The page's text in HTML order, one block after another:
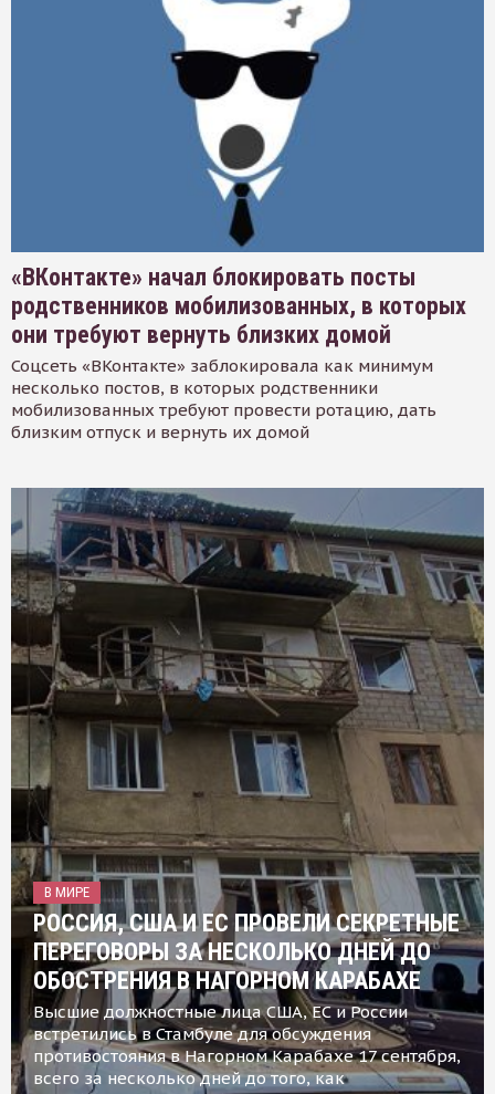
«ВКонтакте» начал блокировать посты
родственников мобилизованных, в которых
они требуют вернуть близких домой
Соцсеть «ВКонтакте» заблокировала как минимум
несколько постов, в которых родственники
мобилизованных требуют провести ротацию, дать
близким отпуск и вернуть их домой
В МИРЕ
РОССИЯ, США И ЕС ПРОВЕЛИ СЕКРЕТНЫЕ
ПЕРЕГОВОРЫ ЗА НЕСКОЛЬКО ДНЕЙ ДО
ОБОСТРЕНИЯ В НАГОРНОМ КАРАБАХЕ
Высшие должностные лица США, ЕС и России
встретились в Стамбуле для обсуждения
противостояния в Нагорном Карабахе 17 сентября,
всего за несколько дней до того, как